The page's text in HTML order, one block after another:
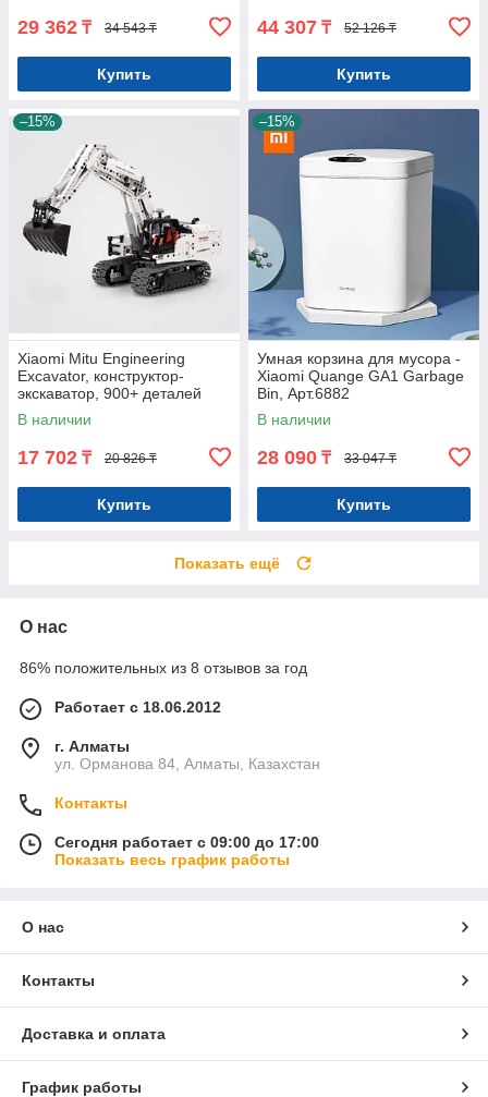
29 362 ₸ 34 543 ₸
Купить
44 307 ₸ 52 126 ₸
Купить
–15%
Xiaomi Mitu Engineering
Excavator, конструктор-
экскаватор, 900+ деталей
Арт.7052
В наличии
17 702 ₸ 20 826 ₸
Купить
–15%
Умная корзина для мусора -
Xiaomi Quange GA1 Garbage
Bin, Арт.6882
В наличии
28 090 ₸ 33 047 ₸
Купить
Показать ещё
О нас
86% положительных из 8 отзывов за год
Работает с 18.06.2012
г. Алматы
ул. Орманова 84, Алматы, Казахстан
Контакты
Сегодня работает с 09:00 до 17:00
Показать весь график работы
О нас
Контакты
Доставка и оплата
График работы